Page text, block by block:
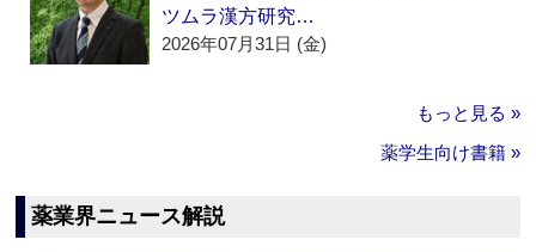
ツムラ漢方研究…
2026年07月31日 (金)
もっと見る »
薬学生向け書籍 »
薬業界ニュース解説